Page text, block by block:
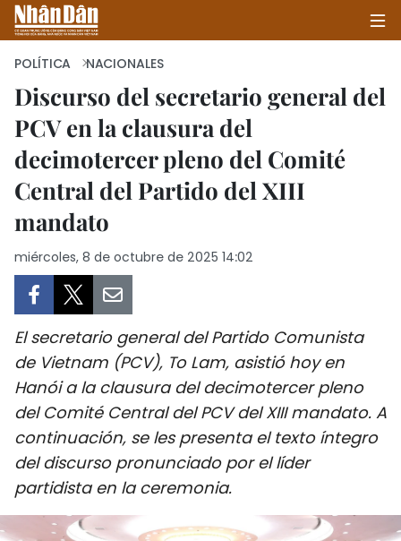
INICIO
POLÍTICA
SOCIEDAD
CULTURA - ENTRETENIMIENTO
INTERNACIONAL
DEPORTES
VIAJES
POLÍTICA NACIONALES
Discurso del secretario general del
PCV en la clausura del
decimotercer pleno del Comité
Central del Partido del XIII
mandato
miércoles, 8 de octubre de 2025 14:02
El secretario general del Partido Comunista
de Vietnam (PCV), To Lam, asistió hoy en
Hanói a la clausura del decimotercer pleno
del Comité Central del PCV del XIII mandato. A
continuación, se les presenta el texto íntegro
del discurso pronunciado por el líder
partidista en la ceremonia.